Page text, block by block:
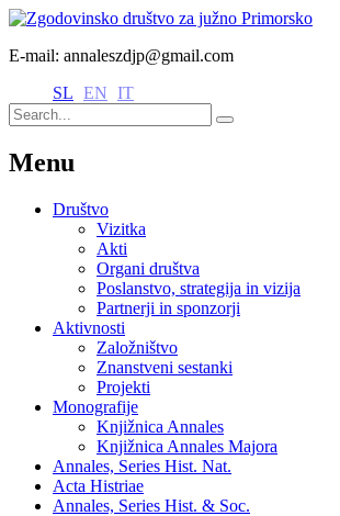
E-mail: annaleszdjp@gmail.com
SL EN IT
Menu
Društvo
Vizitka
Akti
Organi društva
Poslanstvo, strategija in vizija
Partnerji in sponzorji
Aktivnosti
Založništvo
Znanstveni sestanki
Projekti
Monografije
Knjižnica Annales
Knjižnica Annales Majora
Annales, Series Hist. Nat.
Acta Histriae
Annales, Series Hist. & Soc.